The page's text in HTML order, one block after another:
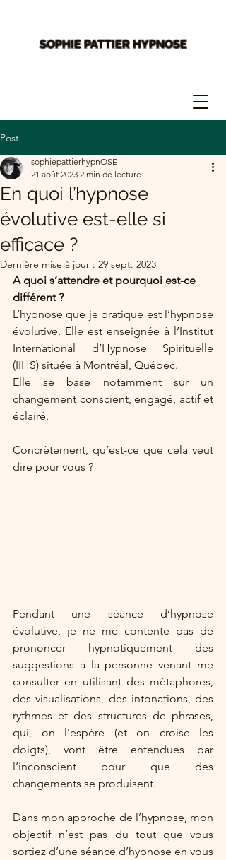
SOPHIE PATTIER HYPNOSE
Post
En quoi l’hypnose
évolutive est-elle si
efficace ?
sophiepattierhypnOSE
21 août 2023 2 min de lecture
Dernière mise à jour : 29 sept. 2023
A quoi s’attendre et pourquoi est-ce
différent ?
L’hypnose que je pratique est l’hypnose
évolutive. Elle est enseignée à l’Institut
International d’Hypnose Spirituelle
(IIHS) située à Montréal, Québec.
Elle se base notamment sur un
changement conscient, engagé, actif et
éclairé.
Concrètement, qu’est-ce que cela veut
dire pour vous ?
Pendant une séance d’hypnose
évolutive, je ne me contente pas de
prononcer hypnotiquement des
suggestions à la personne venant me
consulter en utilisant des métaphores,
des visualisations, des intonations, des
rythmes et des structures de phrases,
qui, on l’espère (et on croise les
doigts), vont être entendues par
l’inconscient pour que des
changements se produisent.
Dans mon approche de l’hypnose, mon
objectif n’est pas du tout que vous
sortiez d’une séance d’hypnose en vous